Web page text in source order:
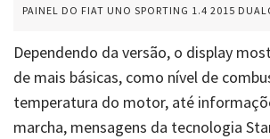
PAINEL DO FIAT UNO SPORTING 1.4 2015
Dependendo da versão, o display
de mais básicas, como nível de
temperatura do motor, até
marcha, mensagens da tecnologia